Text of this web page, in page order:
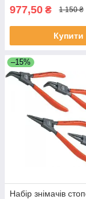
977,50 ₴ 1 150 ₴
Купити
–15%
Набір знімачів